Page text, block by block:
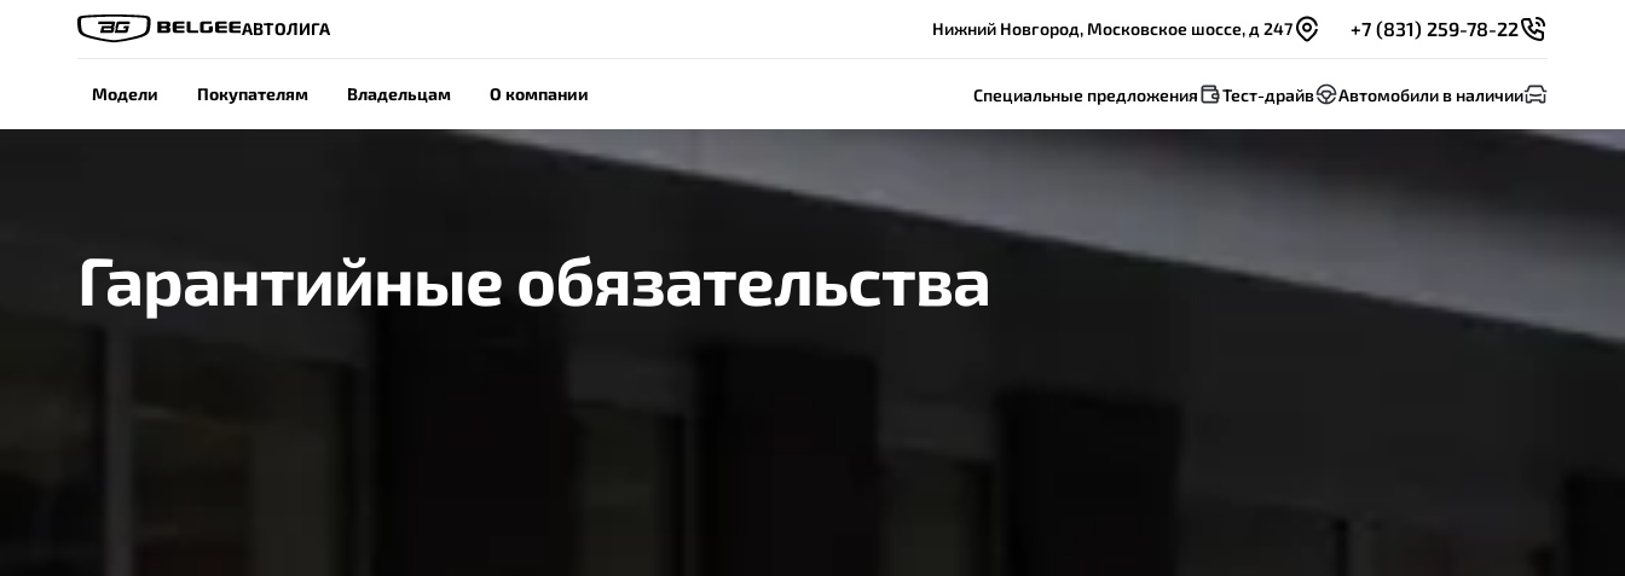
АВТОЛИГА Нижний Новгород, Московское шоссе, д 247 +7 (831) 259-78-22
Модели Покупателям Владельцам О компании Специальные предложения Тест-драйв Автомобили в наличии
Гарантийные обязательства